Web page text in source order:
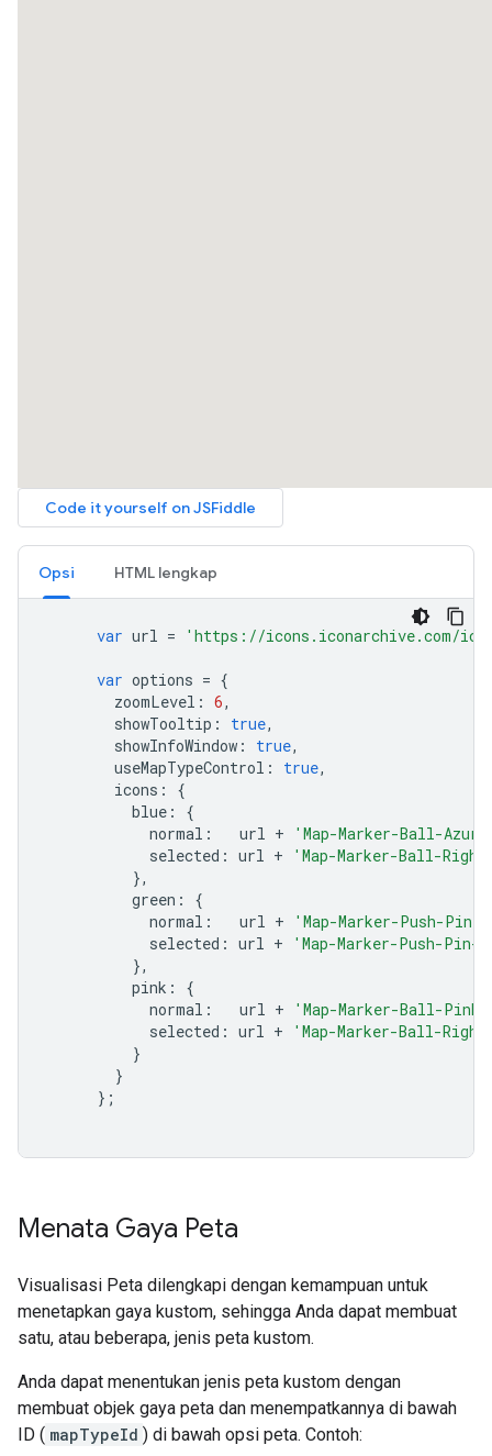
Opsi HTML lengkap
var url = 'https://icons.iconarchive.com/
var options = {
zoomLevel : 6,
showTooltip : true,
showInfoWindow : true,
useMapTypeControl : true,
icons :
{
blue :
{
normal : url +
'Map-Marker-Ball-
selected : url +
'Map-Marker-Ball-
},
green :
{
normal : url +
'Map-Marker-Push-
selected : url +
'Map-Marker-Push-
},
pink :
{
normal : url +
'Map-Marker-Ball-
selected : url +
'Map-Marker-Ball-
}
}
};
Menata Gaya Peta
Visualisasi Peta dilengkapi dengan kemampuan untuk
menetapkan gaya kustom, sehingga Anda dapat membuat
satu, atau beberapa, jenis peta kustom.
Anda dapat menentukan jenis peta kustom dengan
membuat objek gaya peta dan menempatkannya di bawah
ID ( mapTypeId ) di bawah opsi peta. Contoh: